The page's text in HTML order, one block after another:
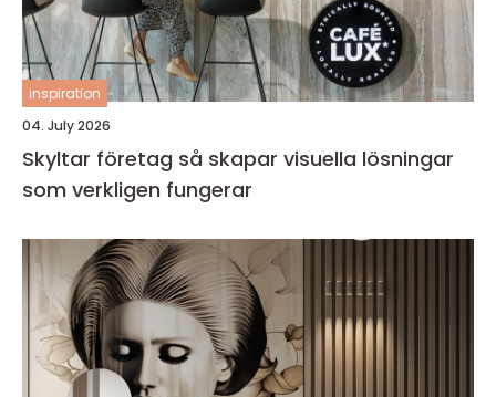
inspiration
04. July 2026
Skyltar företag så skapar visuella lösningar
som verkligen fungerar